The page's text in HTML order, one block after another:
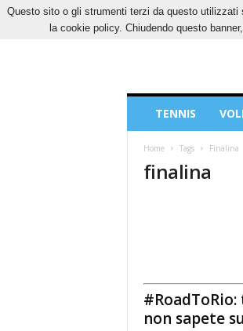
DOMENICA, 9 AGOSTO
Sport
TENNIS
Home Tags Finalina
finalina
non sapete
Questo sito o gli strumenti terzi da questo
la cookie policy. Chiudendo questo